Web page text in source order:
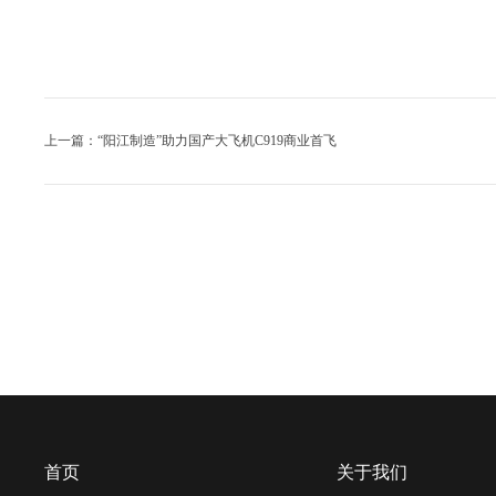
上一篇：“阳江制造”助力国产大飞机C919商业首飞
首页 关于我们